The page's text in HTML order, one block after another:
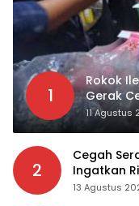
1
Rokok
Gerak
11 Agustus
2
Cegah
Ingatkan
13 Agustus